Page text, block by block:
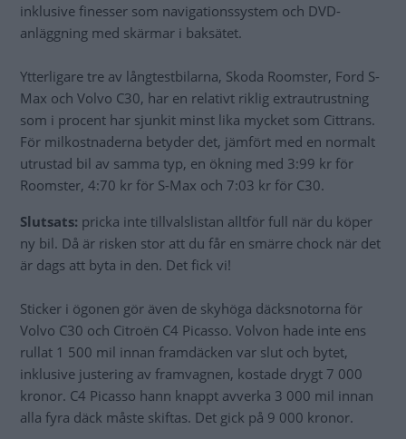
inklusive finesser som navigationssystem och DVD-
anläggning med skärmar i baksätet.
Ytterligare tre av långtestbilarna, Skoda Roomster, Ford S-
Max och Volvo C30, har en relativt riklig extrautrustning
som i procent har sjunkit minst lika mycket som Cittrans.
För milkostnaderna betyder det, jämfört med en normalt
utrustad bil av samma typ, en ökning med 3:99 kr för
Roomster, 4:70 kr för S-Max och 7:03 kr för C30.
Slutsats: pricka inte tillvalslistan alltför full när du köper
ny bil. Då är risken stor att du får en smärre chock när det
är dags att byta in den. Det fick vi!
Sticker i ögonen gör även de skyhöga däcksnotorna för
Volvo C30 och Citroën C4 Picasso. Volvon hade inte ens
rullat 1 500 mil innan framdäcken var slut och bytet,
inklusive justering av framvagnen, kostade drygt 7 000
kronor. C4 Picasso hann knappt avverka 3 000 mil innan
alla fyra däck måste skiftas. Det gick på 9 000 kronor.